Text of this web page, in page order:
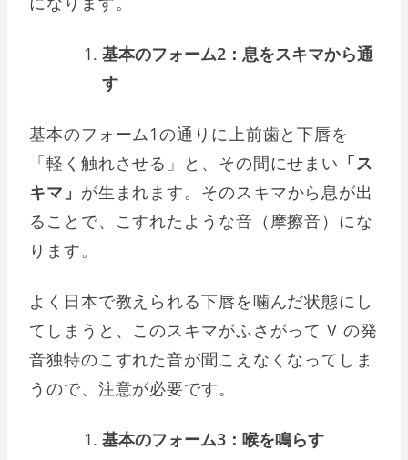
基本のフォーム2：息をスキマから通
す
基本のフォーム1の通りに上前歯と下唇を
「軽く触れさせる」と、その間にせまい 「ス
キマ」 が生まれます。そのスキマから息が出
ることで、こすれたような音（摩擦音）にな
ります。
よく日本で教えられる下唇を噛んだ状態にし
てしまうと、このスキマがふさがって V の発
音独特のこすれた音が聞こえなくなってしま
うので、注意が必要です。
基本のフォーム3：喉を鳴らす